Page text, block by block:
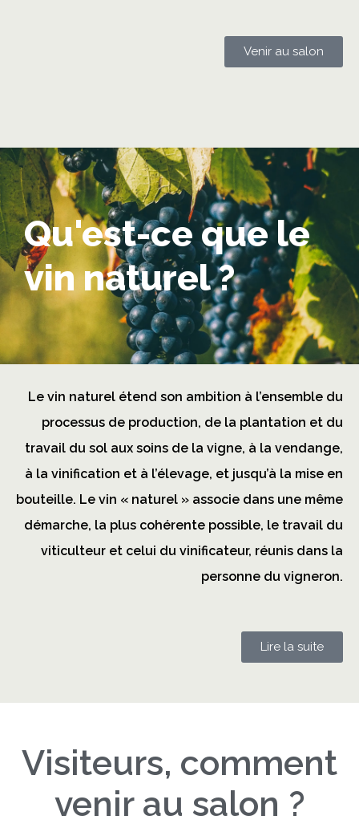
Venir au salon
Le vin naturel étend son ambition à l’ensemble du
processus de production, de la plantation et du
travail du sol aux soins de la vigne, à la vendange,
à la vinification et à l’élevage, et jusqu’à la mise en
bouteille. Le vin « naturel » associe dans une même
démarche, la plus cohérente possible, le travail du
viticulteur et celui du vinificateur, réunis dans la
personne du vigneron.
Lire la suite
Qu'est-ce que le
vin naturel ?
Visiteurs, comment
venir au salon ?